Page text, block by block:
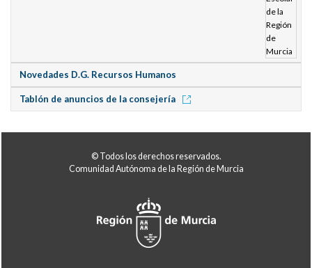
Novedades D.G. Recursos Humanos
Tablón de anuncios de la consejería
© Todos los derechos reservados.
Comunidad Autónoma de la Región de Murcia